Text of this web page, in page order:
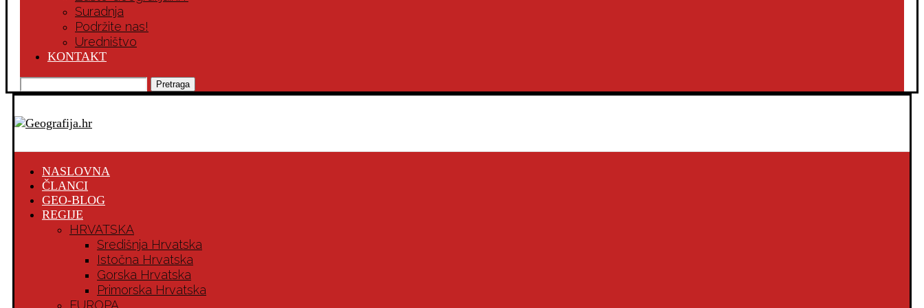
Suradnja
Podržite nas!
Uredništvo
KONTAKT
Pretraga
NASLOVNA
ČLANCI
GEO-BLOG
REGIJE
HRVATSKA
Središnja Hrvatska
Istočna Hrvatska
Gorska Hrvatska
Primorska Hrvatska
EUROPA